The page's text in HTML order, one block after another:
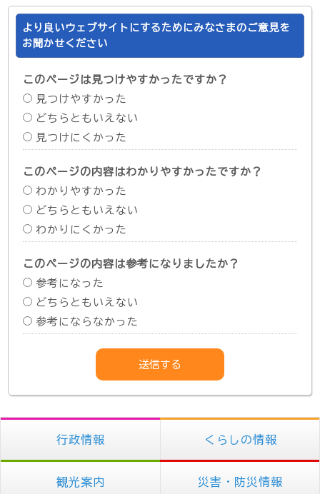
より良いウェブサイトにするためにみなさまのご意見を
お聞かせください
このページは見つけやすかったですか？
見つけやすかった
どちらともいえない
見つけにくかった
このページの内容はわかりやすかったですか？
わかりやすかった
どちらともいえない
わかりにくかった
このページの内容は参考になりましたか？
参考になった
どちらともいえない
参考にならなかった
行政情報 くらしの情報
観光案内 災害・防災情報